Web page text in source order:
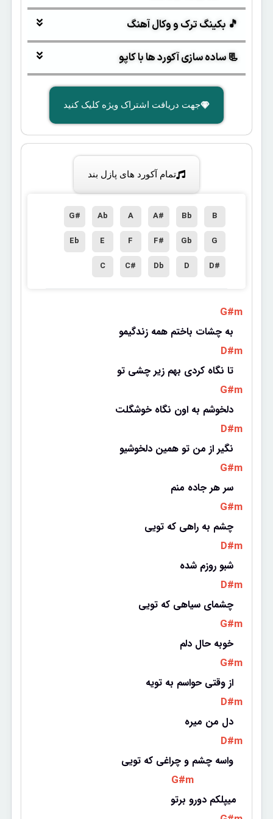
🎵 بکینگ ترک و وکال آهنگ
📃 ساده سازی آکورد ها با کاپو
جهت دریافت اشتراک ویژه کلیک کنید
تمام آکورد های پازل بند
B
Bb
A#
A
Ab
G#
G
Gb
F#
F
E
Eb
D#
D
Db
C#
C
G#m
D#m
تا نگاه کردی بهم زیر چشی تو
G#m
دلخوشم به اون نگاه خوشگلت
D#m
G#m
سر هر جاده منم
G#m
چشم به راهی که تویی
D#m
شبو روزم شده
D#m
چشمای سیاهی که تویی
G#m
خوبه حال دلم
G#m
از وقتی حواسم به تویه
D#m
دل من میره
D#m
واسه چشم و چراغی که تویی
G#m
میپلکم دورو برتو